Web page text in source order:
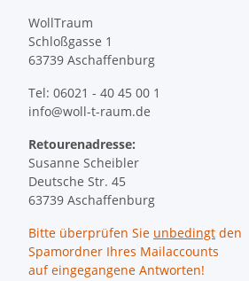
WollTraum
Schloßgasse 1
63739 Aschaffenburg
Tel: 06021 - 40 45 00 1
info@woll-t-raum.de
Retourenadresse:
Susanne Scheibler
Deutsche Str. 45
63739 Aschaffenburg
Bitte überprüfen Sie unbedingt den
Spamordner Ihres Mailaccounts
auf eingegangene Antworten!